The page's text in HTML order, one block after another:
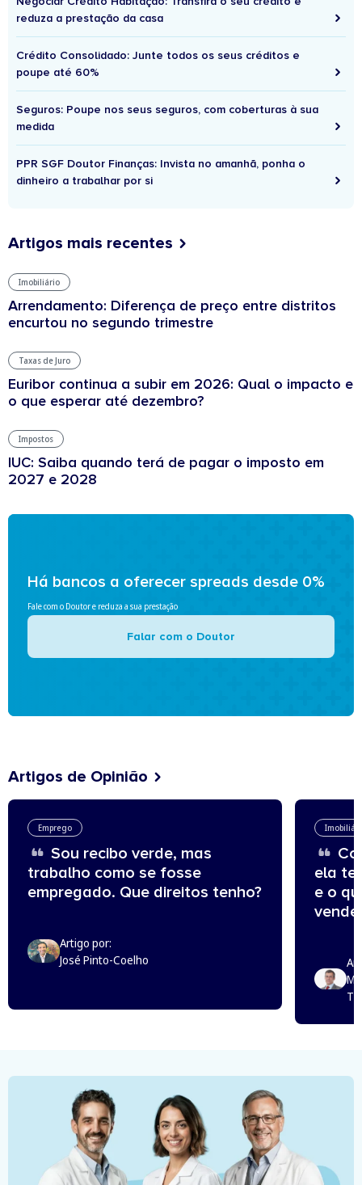
reduza a prestação da casa
Crédito Consolidado: Junte todos os seus créditos e
poupe até 60%
Seguros: Poupe nos seus seguros, com coberturas à sua
medida
PPR SGF Doutor Finanças: Invista no amanhã, ponha o
dinheiro a trabalhar por si
Artigos mais recentes
Imobiliário
Arrendamento: Diferença de preço entre distritos
encurtou no segundo trimestre
Taxas de Juro
Euribor continua a subir em 2026: Qual o impacto e
o que esperar até dezembro?
Impostos
IUC: Saiba quando terá de pagar o imposto em
2027 e 2028
Há bancos a oferecer spreads desde 0%
Fale com o Doutor e reduza a sua prestação
Falar com o Doutor
Artigos de Opinião
Emprego
Sou recibo verde, mas
trabalho como se fosse
empregado. Que direitos tenho?
Artigo por:
José Pinto-Coelho
ela
e o